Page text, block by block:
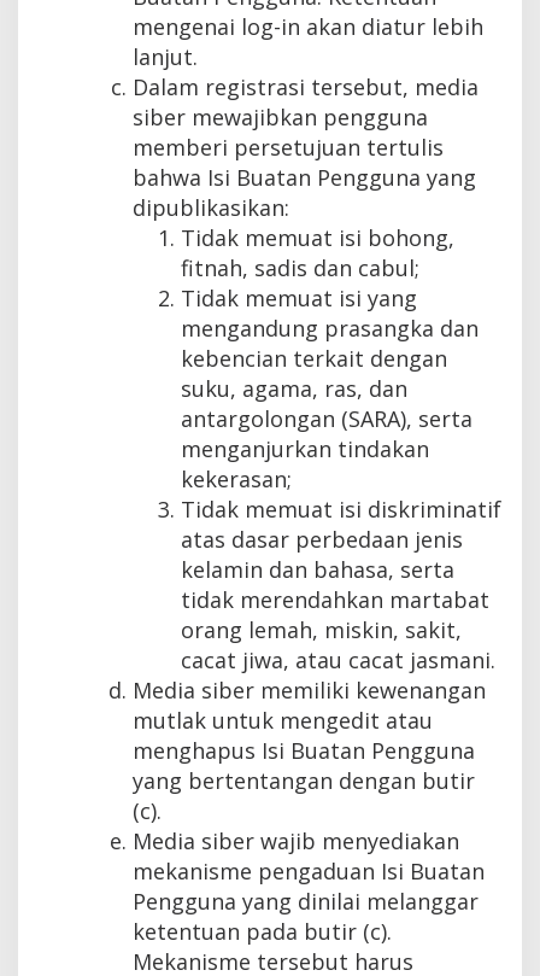
mengenai log-in akan diatur lebih
lanjut.
Dalam registrasi tersebut, media
siber mewajibkan pengguna
memberi persetujuan tertulis
bahwa Isi Buatan Pengguna yang
dipublikasikan:
Tidak memuat isi bohong,
fitnah, sadis dan cabul;
Tidak memuat isi yang
mengandung prasangka dan
kebencian terkait dengan
suku, agama, ras, dan
antargolongan (SARA), serta
menganjurkan tindakan
kekerasan;
Tidak memuat isi diskriminatif
atas dasar perbedaan jenis
kelamin dan bahasa, serta
tidak merendahkan martabat
orang lemah, miskin, sakit,
cacat jiwa, atau cacat jasmani.
Media siber memiliki kewenangan
mutlak untuk mengedit atau
menghapus Isi Buatan Pengguna
yang bertentangan dengan butir
(c).
Media siber wajib menyediakan
mekanisme pengaduan Isi Buatan
Pengguna yang dinilai melanggar
ketentuan pada butir (c).
Mekanisme tersebut harus